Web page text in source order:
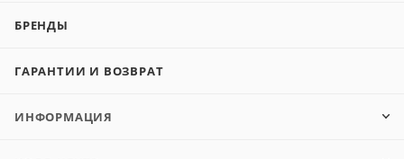
БРЕНДЫ
ГАРАНТИИ И ВОЗВРАТ
ИНФОРМАЦИЯ